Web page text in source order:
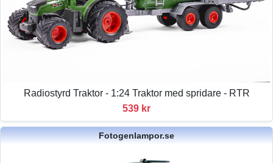
Radiostyrd Traktor - 1:24 Traktor med spridare - RTR
539 kr
Fotogenlampor.se